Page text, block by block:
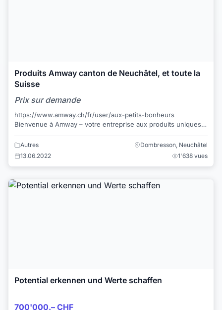
Produits Amway canton de Neuchâtel, et toute la
Suisse
Prix sur demande
https://www.amway.ch/fr/user/aux-petits-bonheurs
Bienvenue à Amway – votre entreprise aux produits uniques
Autres
Dombresson, Neuchâtel
13.06.2022
1'638 vues
Potential erkennen und Werte schaffen
700'000.– CHF